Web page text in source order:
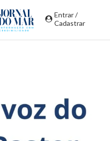
Entrar /
Cadastrar